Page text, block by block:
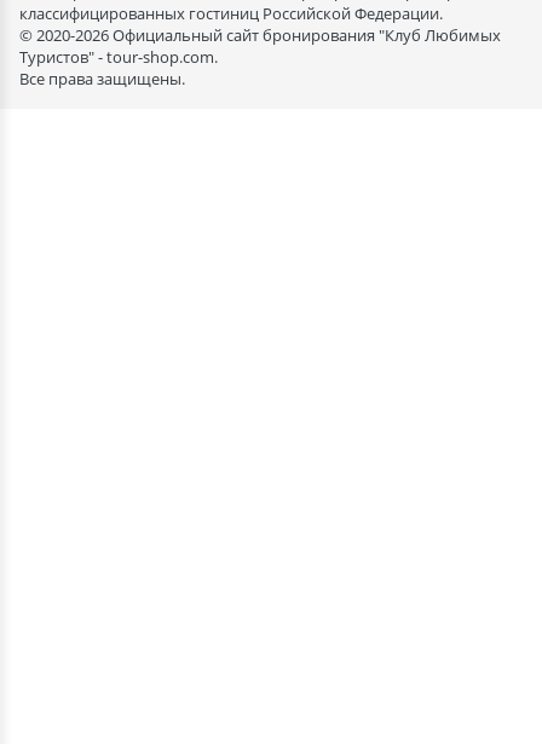
классифицированных гостиниц Российской Федерации.
© 2020-2026 Официальный сайт бронирования "Клуб Любимых
Туристов" - tour-shop.com.
Все права защищены.